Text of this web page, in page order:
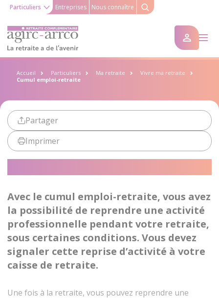
Particuliers Entreprises Nous connaître
Accueil Particuliers Ma retraite
Vivre ma retraite
Cumul emploi-retraite
Partager
Imprimer
Avec le cumul emploi-retraite, vous avez
la possibilité de reprendre une activité
professionnelle pendant votre retraite,
sous certaines conditions. Vous devez
signaler cette reprise d’activité à votre
caisse de retraite.
Une fois à la retraite, vous pouvez reprendre une